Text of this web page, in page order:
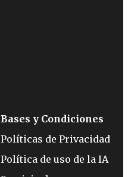
Bases y Condiciones
Políticas de Privacidad
Política de uso de la IA